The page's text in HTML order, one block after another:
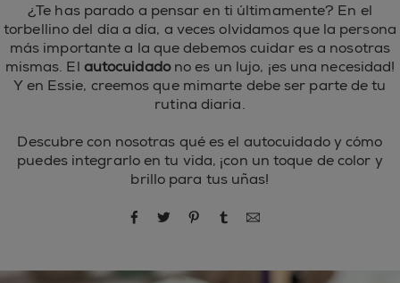
¿Te has parado a pensar en ti últimamente? En el
torbellino del día a día, a veces olvidamos que la persona
más importante a la que debemos cuidar es a nosotras
mismas. El autocuidadono es un lujo, ¡es una necesidad!
Y en Essie, creemos que mimarte debe ser parte de tu
rutina diaria.
Descubre con nosotras qué es el autocuidado y cómo
puedes integrarlo en tu vida, ¡con un toque de color y
brillo para tus uñas!
compartir por Facebook
compartir por Twitter
compartir por Pinterest
compartir por Tumblr
compartir por